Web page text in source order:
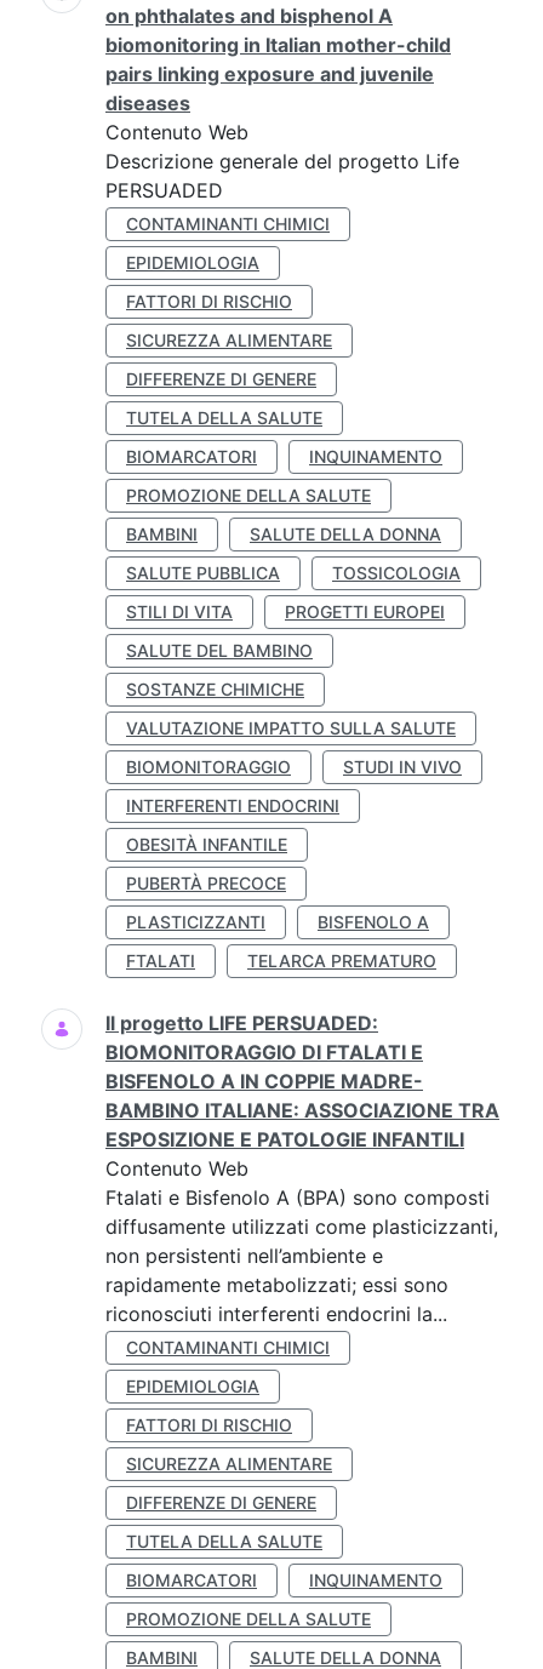
on phthalates and bisphenol A
biomonitoring in Italian mother-child
pairs linking exposure and juvenile
diseases
Contenuto Web
Descrizione generale del progetto Life
PERSUADED
CONTAMINANTI CHIMICI
EPIDEMIOLOGIA
FATTORI DI RISCHIO
SICUREZZA ALIMENTARE
DIFFERENZE DI GENERE
TUTELA DELLA SALUTE
BIOMARCATORI
INQUINAMENTO
PROMOZIONE DELLA SALUTE
BAMBINI
SALUTE DELLA DONNA
SALUTE PUBBLICA
TOSSICOLOGIA
STILI DI VITA
PROGETTI EUROPEI
SALUTE DEL BAMBINO
SOSTANZE CHIMICHE
VALUTAZIONE IMPATTO SULLA SALUTE
BIOMONITORAGGIO
STUDI IN VIVO
INTERFERENTI ENDOCRINI
OBESITÀ INFANTILE
PUBERTÀ PRECOCE
PLASTICIZZANTI
BISFENOLO A
FTALATI
TELARCA PREMATURO
Il progetto LIFE PERSUADED:
BIOMONITORAGGIO DI FTALATI E
BISFENOLO A IN COPPIE MADRE-
BAMBINO ITALIANE: ASSOCIAZIONE TRA
ESPOSIZIONE E PATOLOGIE INFANTILI
Contenuto Web
Ftalati e Bisfenolo A (BPA) sono composti
diffusamente utilizzati come plasticizzanti,
non persistenti nell’ambiente e
rapidamente metabolizzati; essi sono
riconosciuti interferenti endocrini la...
CONTAMINANTI CHIMICI
EPIDEMIOLOGIA
FATTORI DI RISCHIO
SICUREZZA ALIMENTARE
DIFFERENZE DI GENERE
TUTELA DELLA SALUTE
BIOMARCATORI
INQUINAMENTO
PROMOZIONE DELLA SALUTE
BAMBINI
SALUTE DELLA DONNA